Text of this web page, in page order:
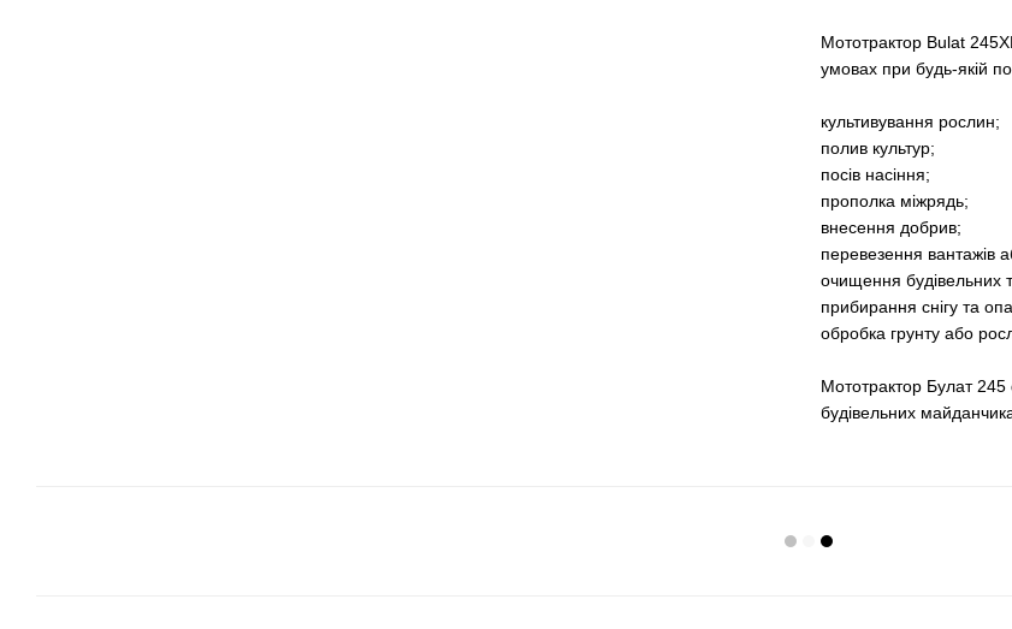
Мототрактор Bulat
умовах при будь-якій
культивування рослин;
полив культур;
посів насіння;
прополка міжрядь;
внесення добрив;
перевезення вантажів
очищення будівельних
прибирання снігу та
обробка грунту або
Мототрактор Булат 245
будівельних